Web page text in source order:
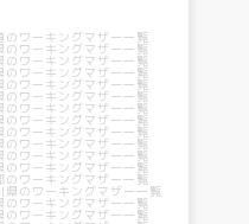
のワーキングマザー一覧
のワーキングマザー一覧
のワーキングマザー一覧
のワーキングマザー一覧
のワーキングマザー一覧
のワーキングマザー一覧
のワーキングマザー一覧
のワーキングマザー一覧
のワーキングマザー一覧
のワーキングマザー一覧
のワーキングマザー一覧
のワーキングマザー一覧
のワーキングマザー一覧
県のワーキングマザー一覧
のワーキングマザー一覧
のワーキングマザー一覧